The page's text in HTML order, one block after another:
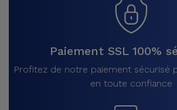
Paiement SSL 100%
Profitez de notre paiement sécurisé
en toute confiance